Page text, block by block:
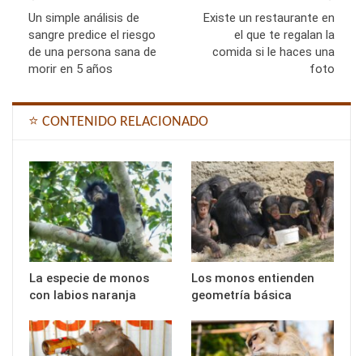
Un simple análisis de
sangre predice el riesgo
de una persona sana de
morir en 5 años
Existe un restaurante en
el que te regalan la
comida si le haces una
foto
⭐ CONTENIDO RELACIONADO
La especie de monos
con labios naranja
Los monos entienden
geometría básica